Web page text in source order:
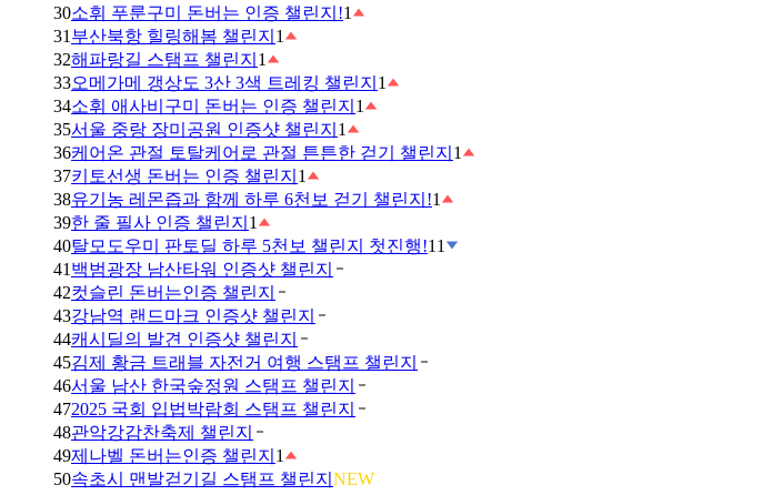
30소휘 푸룬구미 돈버는 인증 챌린지!1
31 부산북항 힐링해봄 챌린지 1
32해파랑길 스탬프 챌린지 1
33오메가메 갱상도 3산 3색 트레킹 챌린지 1
34소휘 애사비구미 돈버는 인증 챌린지 1
35서울 중랑 장미공원 인증샷 챌린지 1
36케어온 관절 토탈케어로 관절 튼튼한 걷기 챌린지 1
37키토선생 돈버는 인증 챌린지 1
38유기농 레몬즙과 함께 하루 6천보 걷기 챌린지!1
39한 줄 필사 인증 챌린지 1
40탈모도우미 판토딜 하루 5천보 챌린지 첫진행!11
41 백범광장 남산타워 인증샷 챌린지
42컷슬린 돈버는인증 챌린지
43강남역 랜드마크 인증샷 챌린지
44캐시딜의 발견 인증샷 챌린지
45김제 황금 트래블 자전거 여행 스탬프 챌린지
46서울 남산 한국숲정원 스탬프 챌린지
472025 국회 입법박람회 스탬프 챌린지
48관악강감찬축제 챌린지
49제나벨 돈버는인증 챌린지 1
50속초시 맨발걷기길 스탬프 챌린지 NEW